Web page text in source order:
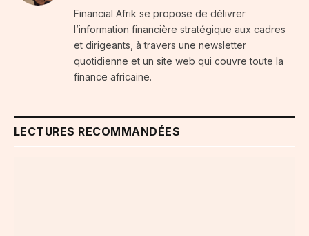
Financial Afrik se propose de délivrer
l’information financière stratégique aux cadres
et dirigeants, à travers une newsletter
quotidienne et un site web qui couvre toute la
finance africaine.
LECTURES RECOMMANDÉES